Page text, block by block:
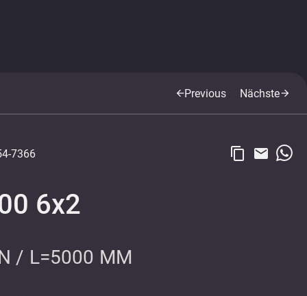
arrow_backPrevious Nächstearrow_forward
7366 content_copy email
6x2
/ L=5000 MM